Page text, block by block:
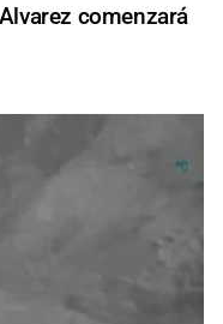
comenzará